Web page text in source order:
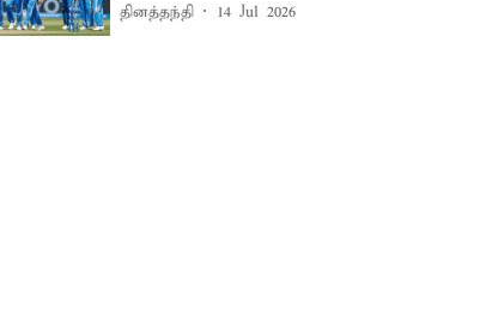
தினத்தந்தி 14 Jul 2026